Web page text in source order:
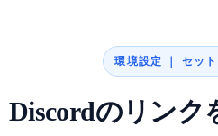
環境設定 ｜ セッ
Discordのリンク